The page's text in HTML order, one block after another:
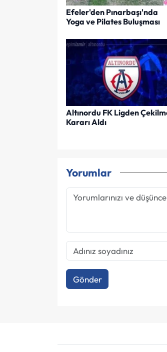
Efeler'den Pınarbaşı'nda
Yoga ve Pilates Buluşması
Altınordu FK Ligden
Kararı Aldı
Yorumlar
Gönder